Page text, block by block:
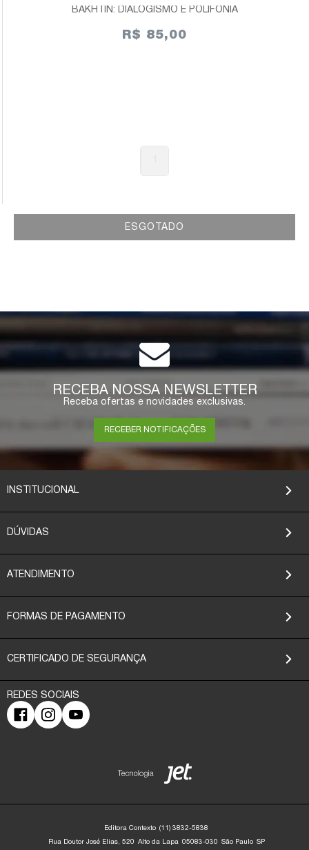
BAKHTIN: DIALOGISMO E POLIFONIA
R$ 85,00
ESGOTADO
RECEBA NOSSA NEWSLETTER
Receba ofertas e novidades exclusivas.
RECEBER NOTIFICAÇÕES
INSTITUCIONAL
DÚVIDAS
ATENDIMENTO
FORMAS DE PAGAMENTO
CERTIFICADO DE SEGURANÇA
Editora Contexto (11) 3832-5838
Rua Doutor José Elias, 520 Alto da Lapa 05083-030 São Paulo SP